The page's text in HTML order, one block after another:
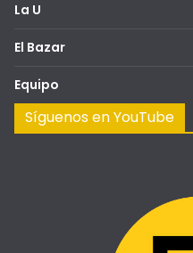
La U
El Bazar
Equipo
Síguenos en YouTube